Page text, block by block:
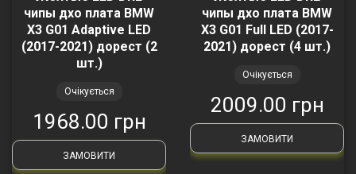
чипы дхо плата BMW
X3 G01 Adaptive LED
(2017-2021) дорест (2
шт.)
Очікується
1968.00 грн
ЗАМОВИТИ
чипы дхо плата BMW
X3 G01 Full LED (2017-
2021) дорест (4 шт.)
Очікується
2009.00 грн
ЗАМОВИТИ